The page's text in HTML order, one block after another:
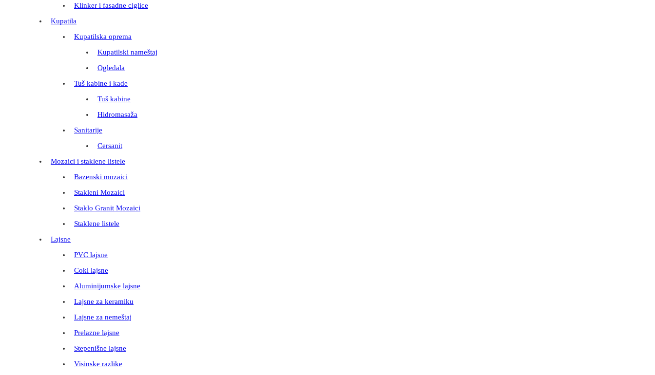
Klinker i fasadne ciglice
Kupatila
Kupatilska oprema
Kupatilski nameštaj
Ogledala
Tuš kabine i kade
Tuš kabine
Hidromasaža
Sanitarije
Cersanit
Mozaici i staklene listele
Bazenski mozaici
Stakleni Mozaici
Staklo Granit Mozaici
Staklene listele
Lajsne
PVC lajsne
Cokl lajsne
Aluminijumske lajsne
Lajsne za keramiku
Lajsne za nemeštaj
Prelazne lajsne
Stepenišne lajsne
Visinske razlike